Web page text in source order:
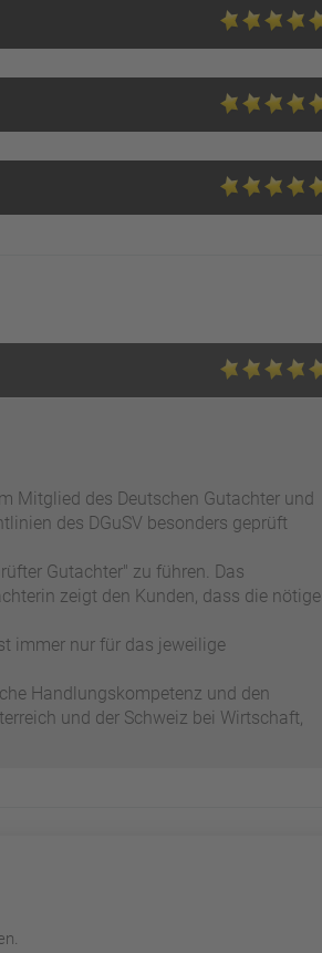
Mitglied des Deutschen Gutachter und
des DGuSV besonders geprüft
Gutachter" zu führen. Das
zeigt den Kunden, dass die nötige
immer nur für das jeweilige
Handlungskompetenz und den
und der Schweiz bei Wirtschaft,